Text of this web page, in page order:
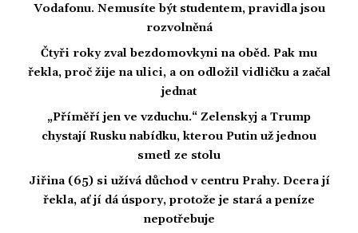
Vodafonu. Nemusíte být studentem, pravidla jsou
rozvolněná
Čtyři roky zval bezdomovkyni na oběd. Pak mu
řekla, proč žije na ulici, a on odložil vidličku a začal
jednat
„Příměří jen ve vzduchu.“ Zelenskyj a Trump
chystají Rusku nabídku, kterou Putin už jednou
smetl ze stolu
Jiřina (65) si užívá důchod v centru Prahy. Dcera jí
řekla, ať jí dá úspory, protože je stará a peníze
nepotřebuje